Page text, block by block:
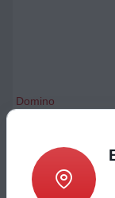
Domino
798,68 €